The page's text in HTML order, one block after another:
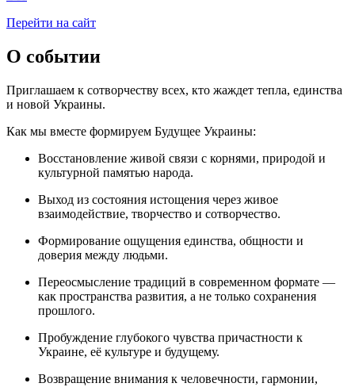
Перейти на сайт
О событии
Приглашаем к сотворчеству всех, кто жаждет тепла, единства
и новой Украины.
Как мы вместе формируем Будущее Украины:
Восстановление живой связи с корнями, природой и
культурной памятью народа.
Выход из состояния истощения через живое
взаимодействие, творчество и сотворчество.
Формирование ощущения единства, общности и
доверия между людьми.
Переосмысление традиций в современном формате —
как пространства развития, а не только сохранения
прошлого.
Пробуждение глубокого чувства причастности к
Украине, её культуре и будущему.
Возвращение внимания к человечности, гармонии,